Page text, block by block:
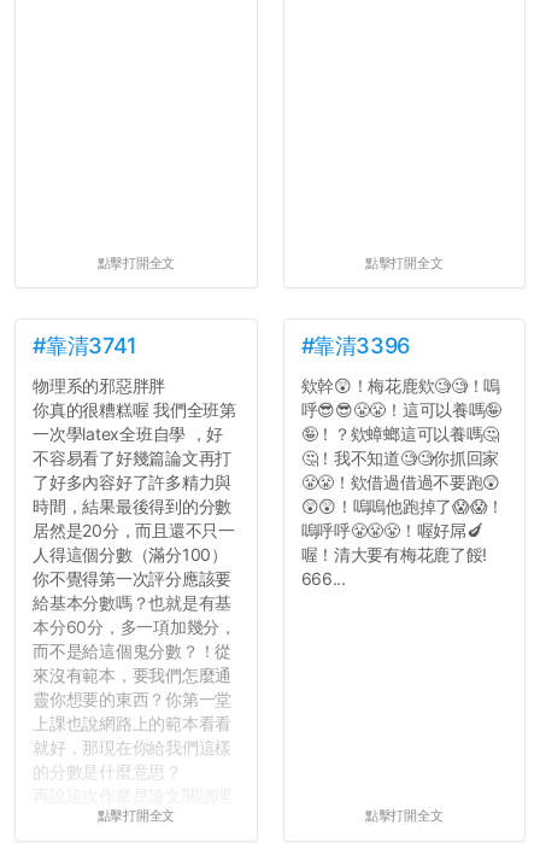
點擊打開全文 點擊打開全文
#靠清3741
物理系的邪惡胖胖
你真的很糟糕喔 我們全班第
一次學latex全班自學 ，好
不容易看了好幾篇論文再打
了好多內容好了許多精力與
時間，結果最後得到的分數
居然是20分，而且還不只一
人得這個分數（滿分100）
你不覺得第一次評分應該要
給基本分數嗎？也就是有基
本分60分，多一項加幾分，
而不是給這個鬼分數？！從
來沒有範本，要我們怎麼通
靈你想要的東西？你第一堂
上課也說網路上的範本看看
就好，那現在你給我們這樣
的分數是什麼意思？
再說這次作業是論文閱讀理
解與評論，既然已經寫下實
點擊打開全文
#靠清3396
欸幹😲！梅花鹿欸🧐🧐！嗚
呼😎😎😤😤！這可以養嗎🤪
🤪！？欸蟑螂這可以養嗎🤔
🤔！我不知道🧐🧐你抓回家
😤😤！欸借過借過不要跑😲
😲😲！嗚嗚他跑掉了😱😱！
嗚呼呼😤😤😤！喔好屌🍆
喔！清大要有梅花鹿了餒!
666...
點擊打開全文